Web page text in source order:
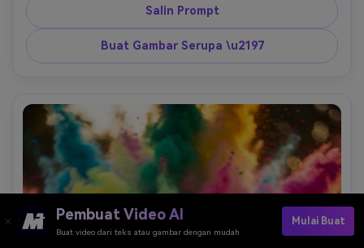
Salin Prompt
Buat Gambar Serupa \u2197
Pembuat Video AI
Buat video dari teks atau gambar dengan mudah
Mulai Buat